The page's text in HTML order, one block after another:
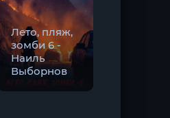
Лето, пляж,
зомби 6 -
Наиль
Выборнов